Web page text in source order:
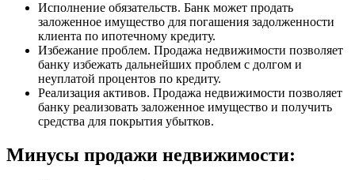
Исполнение обязательств. Банк может продать
заложенное имущество для погашения задолженности
клиента по ипотечному кредиту.
Избежание проблем. Продажа недвижимости позволяет
банку избежать дальнейших проблем с долгом и
неуплатой процентов по кредиту.
Реализация активов. Продажа недвижимости позволяет
банку реализовать заложенное имущество и получить
средства для покрытия убытков.
Минусы продажи недвижимости: